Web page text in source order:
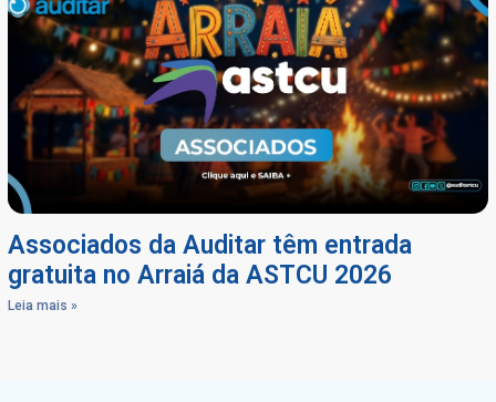
Associados da Auditar têm entrada
gratuita no Arraiá da ASTCU 2026
Leia mais »